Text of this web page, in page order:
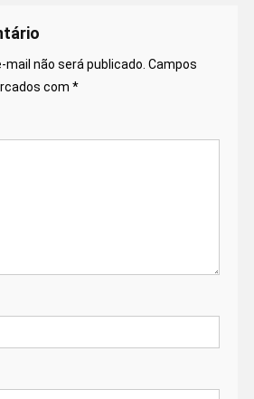
mail não será publicado. Campos
com *